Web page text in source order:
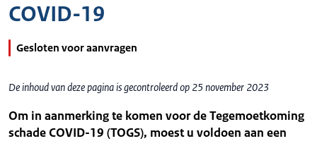
COVID-19
Gesloten voor aanvragen
De inhoud van deze pagina is gecontroleerd op 25 november 2023
Om in aanmerking te komen voor de Tegemoetkoming
schade COVID-19 (TOGS), moest u voldoen aan een